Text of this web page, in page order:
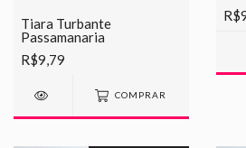
Tiara Turbante
Passamanaria
R$9,79
COMPRAR